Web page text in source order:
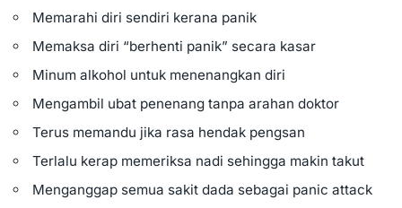
Memarahi diri sendiri kerana panik
Memaksa diri “berhenti panik” secara kasar
Minum alkohol untuk menenangkan diri
Mengambil ubat penenang tanpa arahan doktor
Terus memandu jika rasa hendak pengsan
Terlalu kerap memeriksa nadi sehingga makin takut
Menganggap semua sakit dada sebagai panic attack